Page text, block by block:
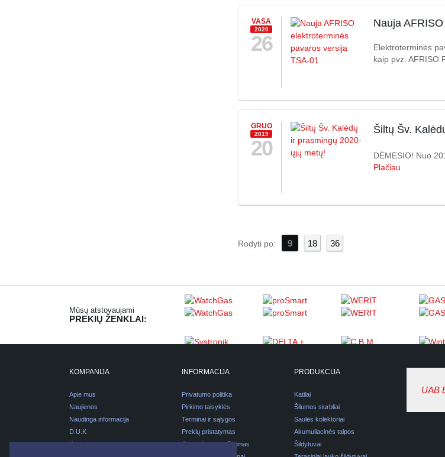
VASA
2020
26
Nauja
Elektroterminės
kaip pvz. AFRISO
GRUO
2019
20
Šiltų Šv.
DĖMESIO! Nuo
Plačiau
Rodyti po: 9 18 36
Mūsų atstovaujami
PREKIŲ ŽENKLAI:
KOMPANIJA
Apie mus
Naujienos
Naudinga informacija
D.U.K
Karjera
INFORMACIJA
Privatumo politika
Pirkimo taisyklės
Terminai ir sąlygos
Prekių pristatymas
Garantijos ir grąžinimas
PRODUKCIJA
Katilai
Šilumos siurbliai
Saulės kolektoriai
Akumuliacinės talpos
Šildytuvai
UAB